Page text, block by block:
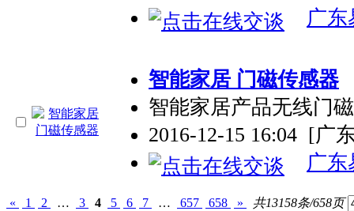
广东
智能家居 门磁传感器
智能家居产品无线门
2016-12-15 16:04 [广
广东
« 1 2 … 3 4 5 6 7 … 657 658 » 共13158条/658页